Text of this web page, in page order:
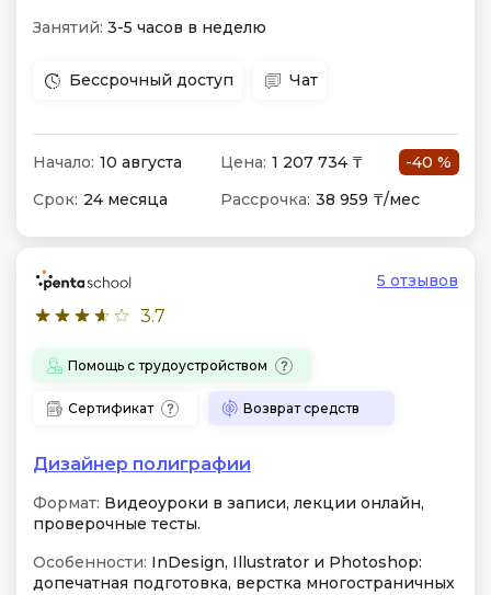
Занятий: 3-5 часов в неделю
Бессрочный доступ Чат
Начало: 10 августа Цена: 1 207 734 ₸
-40 %
Срок: 24 месяца Рассрочка: 38 959 ₸/мес
3.7
5 отзывов
Помощь с трудоустройством
Сертификат Возврат средств
Дизайнер полиграфии
Формат: Видеоуроки в записи, лекции онлайн,
проверочные тесты.
Особенности: InDesign, Illustrator и Photoshop:
допечатная подготовка, верстка многостраничных